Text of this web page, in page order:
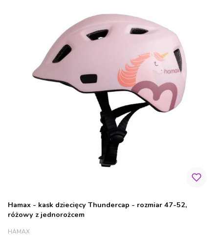
Hamax - kask dziecięcy Thundercap - rozmiar 47-52,
różowy z jednorożcem
PRODUCENT
HAMAX